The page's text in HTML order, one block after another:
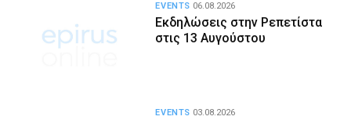
Εκδηλώσεις στην Ρεπετίστα
στις 13 Αυγούστου
EVENTS 06.08.2026
EVENTS 03.08.2026